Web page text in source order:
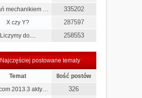
mechanikiem … 335202
X czy Y? 287597
Liczymy do.... 258553
Najczęściej postowane tematy
Temat
Ilość postów
2013.3 akty…
326